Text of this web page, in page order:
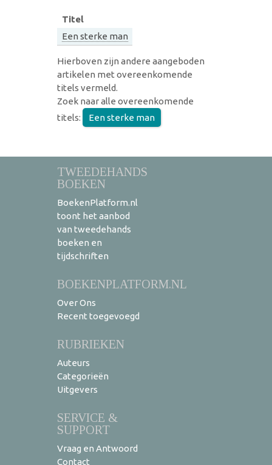
Titel
Een sterke man
Hierboven zijn andere aangeboden
artikelen met overeenkomende
titels vermeld.
Zoek naar alle overeenkomende
titels:
Een sterke man
TWEEDEHANDS
BOEKEN
BoekenPlatform.nl
toont het aanbod
van tweedehands
boeken en
tijdschriften
BOEKENPLATFORM.NL
Over Ons
Recent toegevoegd
RUBRIEKEN
Auteurs
Categorieën
Uitgevers
SERVICE &
SUPPORT
Vraag en Antwoord
Contact